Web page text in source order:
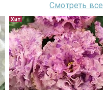
Смотреть все
Хит